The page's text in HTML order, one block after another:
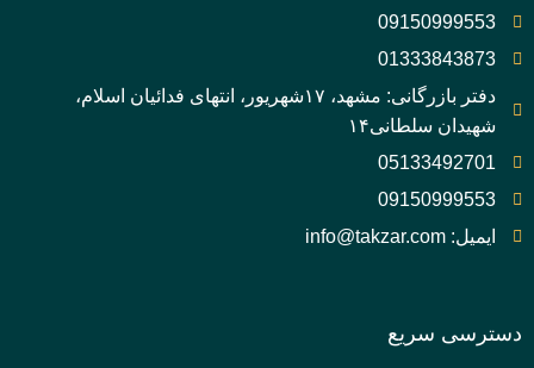
09150999553
01333843873
دفتر بازرگانی: مشهد، ۱۷شهریور، انتهای فدائیان اسلام،
شهیدان سلطانی۱۴
05133492701
09150999553
ایمیل: info@takzar.com
دسترسی سریع